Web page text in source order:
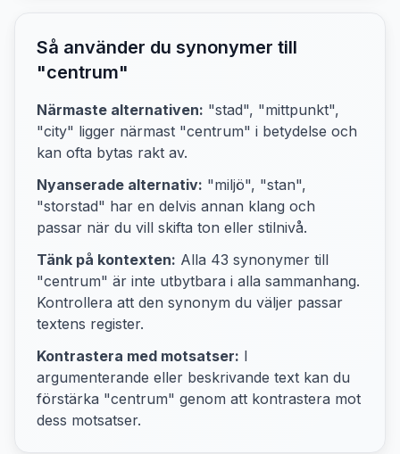
Så använder du synonymer till
"centrum"
Närmaste alternativen: "stad", "mittpunkt",
"city" ligger närmast "centrum" i betydelse och
kan ofta bytas rakt av.
Nyanserade alternativ: "miljö", "stan",
"storstad" har en delvis annan klang och
passar när du vill skifta ton eller stilnivå.
Tänk på kontexten: Alla 43 synonymer till
"centrum" är inte utbytbara i alla sammanhang.
Kontrollera att den synonym du väljer passar
textens register.
Kontrastera med motsatser: I
argumenterande eller beskrivande text kan du
förstärka "centrum" genom att kontrastera mot
dess motsatser.